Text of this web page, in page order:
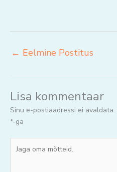
← Eelmine Postitus
Lisa kommentaar
Sinu e-postiaadressi ei avaldata.
*-ga
oma